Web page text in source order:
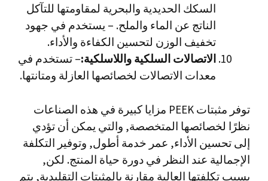
السكك الحديدية والبحرية لمقاومتها للتآكل
الناتج عن الماء والملح. – يستخدم في جهود
تخفيف الوزن لتحسين الكفاءة والأداء.
الاتصالات السلكية واللاسلكية:– تستخدم في
معدات الاتصالات لخصائصها العازلة ومتانتها.
توفر مثبتات PEEK مزايا كبيرة في هذه الصناعات
نظرًا لخصائصها المتخصصة, والتي يمكن أن تؤدي
إلى تحسين الأداء, عمر خدمة أطول, وتوفير التكلفة
الإجمالية عند النظر في دورة حياة المنتج. لكن,
بسبب تكلفتها العالية مقارنة بالمثبتات التقليدية, يتم